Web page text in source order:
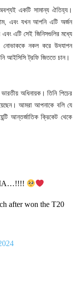
একটি সামান্য ঐতিহ্য।
এবং যখন আপনি এটি অর্জন
এটি সেই জিনিসগুলির মধ্যে
নোভাককে নকল করে উদযাপন
আইসিসি ট্রফি জিততে চান।
অধিনায়ক। তিনি পিচের
আমরা আপনাকে বলি যে
আন্তর্জাতিক ক্রিকেট থেকে
after won the T20